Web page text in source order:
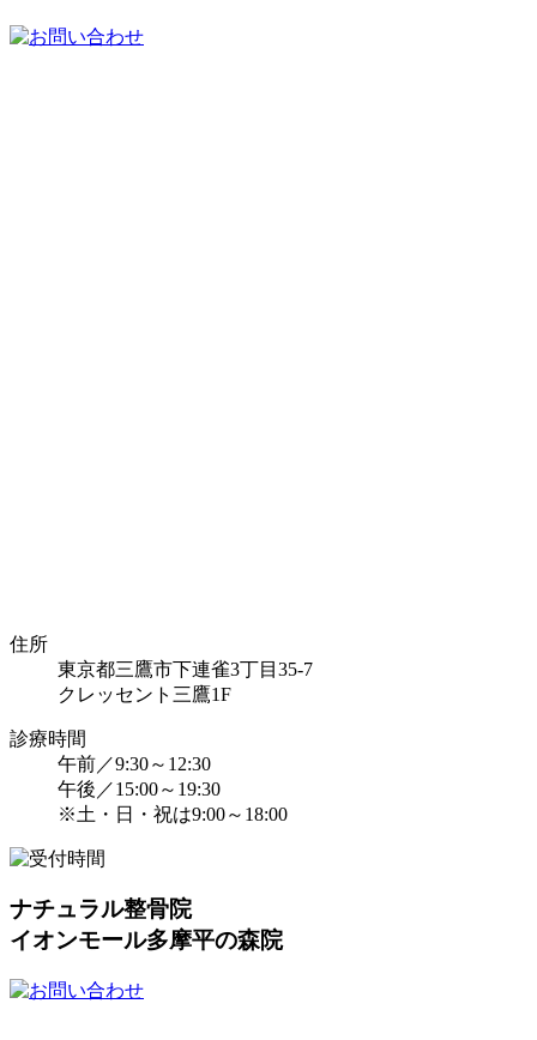
住所
東京都三鷹市下連雀3丁目35-7
クレッセント三鷹1F
診療時間
午前／9:30～12:30
午後／15:00～19:30
※土・日・祝は9:00～18:00
ナチュラル整骨院
イオンモール多摩平の森院